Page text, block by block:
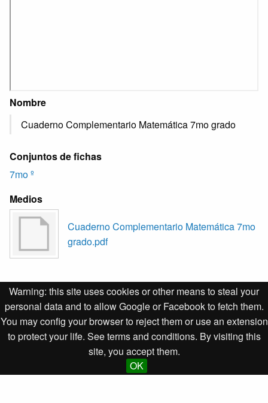
Warning: this site uses cookies or other means to steal your
personal data and to allow Google or Facebook to fetch them.
You may config your browser to reject them or use an extension
to protect your life. See terms and conditions. By visiting this
site, you accept them.
OK
Nombre
Cuaderno Complementario Matemática 7mo grado
Conjuntos de fichas
7mo º
Medios
Cuaderno Complementario Matemática 7mo
grado.pdf
Position: 336(113views)
Desarrollado por Omeka S para la Empresa de Informática
y Medios Audiovisuales